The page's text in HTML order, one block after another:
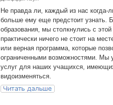
Не правда ли, каждый из нас когда-
больше ему еще предстоит узнать.
образования, мы столкнулись с
практически ничего не стоит на
или верная программа, которые
ограниченными возможностями. Мы
услуг для наших учащихся,
видоизменяться.